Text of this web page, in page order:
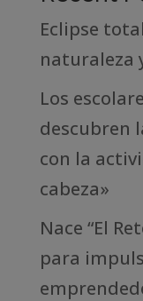
Eclipse
naturaleza
Los
descubren
con la
cabeza»
Nace “El
para